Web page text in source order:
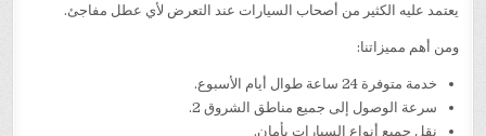
يعتمد عليه الكثير من أصحاب السيارات عند التعرض لأي عطل مفاجئ.
ومن أهم مميزاتنا:
خدمة متوفرة 24 ساعة طوال أيام الأسبوع.
سرعة الوصول إلى جميع مناطق الشروق 2.
نقل جميع أنواع السيارات بأمان.